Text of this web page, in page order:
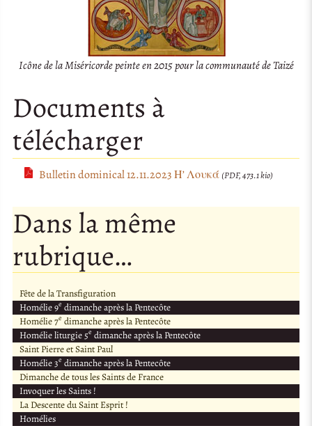
Icône de la Miséricorde peinte en 2015 pour la communauté de Taizé
Documents à
télécharger
Bulletin dominical 12.11.2023 Η’ Λουκά (PDF, 473.1 kio)
Dans la même
rubrique…
Fête de la Transfiguration
Homélie 9e dimanche après la Pentecôte
Homélie 7e dimanche après la Pentecôte
Homélie liturgie 5e dimanche après la Pentecôte
Saint Pierre et Saint Paul
Homélie 3e dimanche après la Pentecôte
Dimanche de tous les Saints de France
Invoquer les Saints !
La Descente du Saint Esprit !
Homélies